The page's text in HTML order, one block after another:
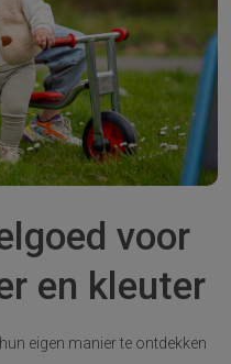
voor
en kleuter
eigen manier te ontdekken